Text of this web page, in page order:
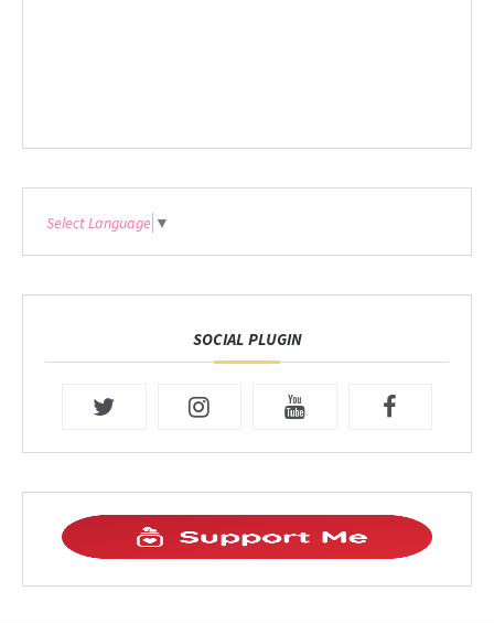
Select Language ▼
SOCIAL PLUGIN